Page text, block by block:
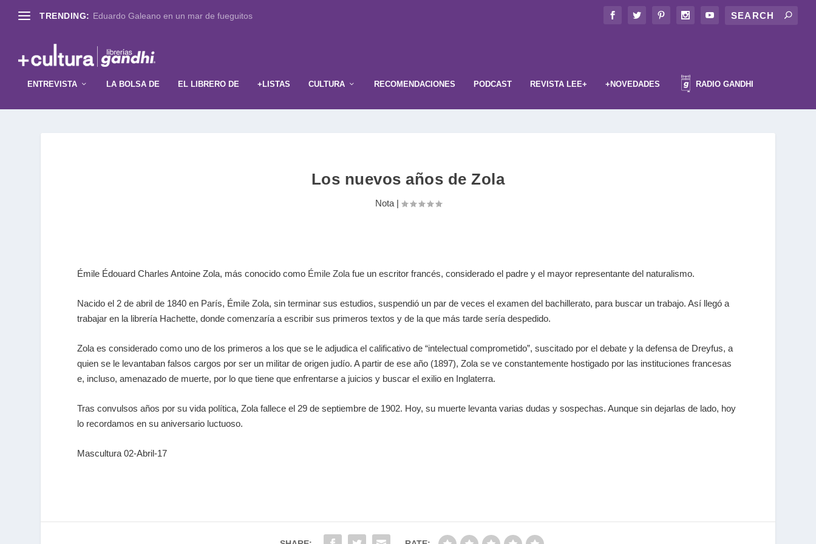
TRENDING: Eduardo Galeano en un mar de fueguitos
ENTREVISTA LA BOLSA DE EL LIBRERO DE +LISTAS CULTURA RECOMENDACIONES PODCAST REVISTA LEE+ +NOVEDADES RADIO GANDHI
Los nuevos años de Zola
Nota|
Émile Édouard Charles Antoine Zola, más conocido como Émile Zola fue un escritor francés, considerado el padre y el mayor representante del naturalismo.
Nacido el 2 de abril de 1840 en París, Émile Zola, sin terminar sus estudios, suspendió un par de veces el examen del bachillerato, para buscar un trabajo. Así llegó a
trabajar en la librería Hachette, donde comenzaría a escribir sus primeros textos y de la que más tarde sería despedido.
Zola es considerado como uno de los primeros a los que se le adjudica el calificativo de “intelectual comprometido”, suscitado por el debate y la defensa de Dreyfus, a
quien se le levantaban falsos cargos por ser un militar de origen judío. A partir de ese año (1897), Zola se ve constantemente hostigado por las instituciones francesas
e, incluso, amenazado de muerte, por lo que tiene que enfrentarse a juicios y buscar el exilio en Inglaterra.
Tras convulsos años por su vida política, Zola fallece el 29 de septiembre de 1902. Hoy, su muerte levanta varias dudas y sospechas. Aunque sin dejarlas de lado, hoy
lo recordamos en su aniversario luctuoso.
Mascultura 02-Abril-17